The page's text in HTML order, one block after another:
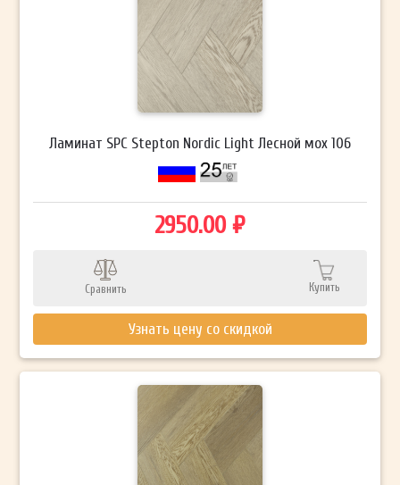
Ламинат SPC Stepton Nordic Light Лесной мох 106
2950.00 ₽
Сравнить Купить
Узнать цену со скидкой